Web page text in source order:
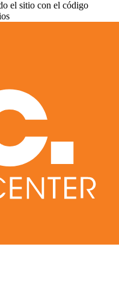
el sitio con el código